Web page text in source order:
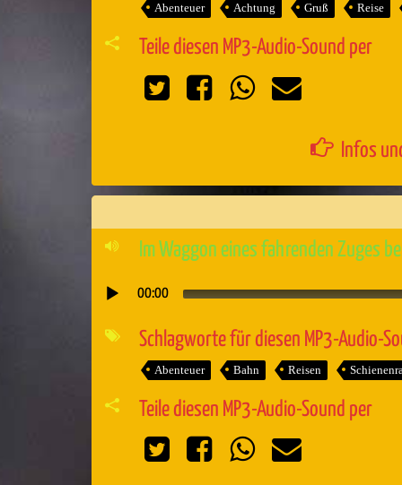
Abenteuer Achtung Gruß Reise
Teile diesen MP3-Audio-Sound per
Infos
Im Waggon eines fahrenden Zuges
Audio-
Player
00:00
Schlagworte für diesen MP3-Audio-
Abenteuer Bahn Reisen
Teile diesen MP3-Audio-Sound per